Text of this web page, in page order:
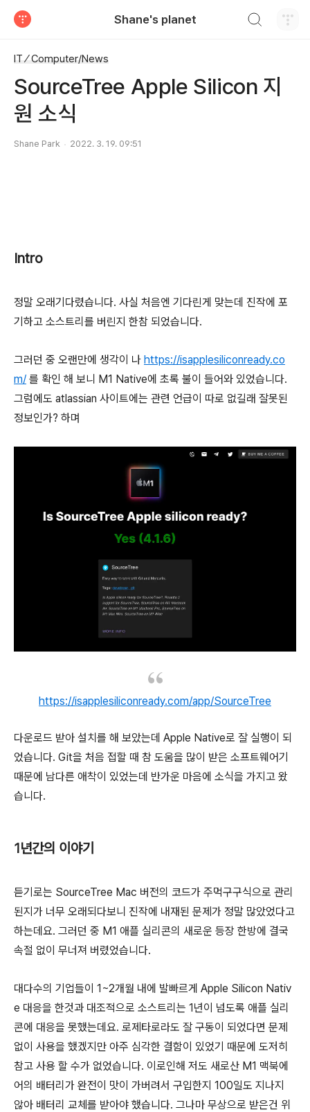
Shane's planet
IT ⁄ Computer/News
SourceTree Apple Silicon 지
원 소식
Shane Park 2022. 3. 19. 09:51
Intro
정말 오래기다렸습니다. 사실 처음엔 기다린게 맞는데 진작에 포
기하고 소스트리를 버린지 한참 되었습니다.
그러던 중 오랜만에 생각이 나 https://isapplesiliconready.co
m/ 를 확인 해 보니 M1 Native에 초록 불이 들어와 있었습니다.
그럼에도 atlassian 사이트에는 관련 언급이 따로 없길래 잘못된
정보인가? 하며
https://isapplesiliconready.com/app/SourceTree
다운로드 받아 설치를 해 보았는데 Apple Native로 잘 실행이 되
었습니다. Git을 처음 접할 때 참 도움을 많이 받은 소프트웨어기
때문에 남다른 애착이 있었는데 반가운 마음에 소식을 가지고 왔
습니다.
1년간의 이야기
듣기로는 SourceTree Mac 버전의 코드가 주먹구구식으로 관리
된지가 너무 오래되다보니 진작에 내재된 문제가 정말 많았었다고
하는데요. 그러던 중 M1 애플 실리콘의 새로운 등장 한방에 결국
속절 없이 무너져 버렸었습니다.
대다수의 기업들이 1~2개월 내에 발빠르게 Apple Silicon Nativ
e 대응을 한것과 대조적으로 소스트리는 1년이 넘도록 애플 실리
콘에 대응을 못했는데요. 로제타로라도 잘 구동이 되었다면 문제
없이 사용을 했겠지만 아주 심각한 결함이 있었기 때문에 도저히
참고 사용 할 수가 없었습니다. 이로인해 저도 새로산 M1 맥북에
어의 배터리가 완전이 맛이 가버려서 구입한지 100일도 지나지
않아 배터리 교체를 받아야 했습니다. 그나마 무상으로 받은건 위